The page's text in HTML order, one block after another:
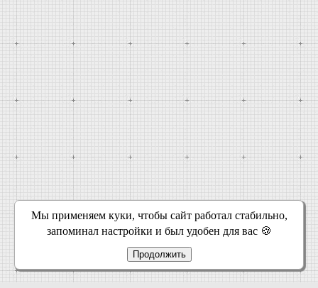
Мы применяем куки, чтобы сайт работал стабильно,
запоминал настройки и был удобен для вас 🍪
Продолжить